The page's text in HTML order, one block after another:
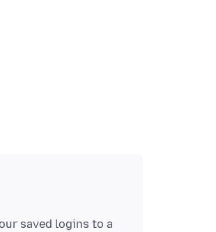
saved logins to a